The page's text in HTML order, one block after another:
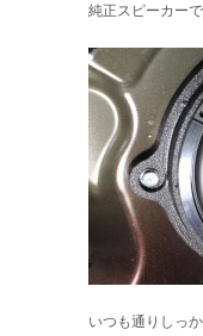
純正スピーカーで
いつも通りしっ